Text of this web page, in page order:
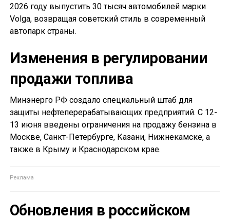
2026 году выпустить 30 тысяч автомобилей марки
Volga, возвращая советский стиль в современный
автопарк страны.
Изменения в регулировании
продажи топлива
Минэнерго РФ создало специальный штаб для
защиты нефтеперерабатывающих предприятий. С 12-
13 июня введены ограничения на продажу бензина в
Москве, Санкт-Петербурге, Казани, Нижнекамске, а
также в Крыму и Краснодарском крае.
Обновления в российском